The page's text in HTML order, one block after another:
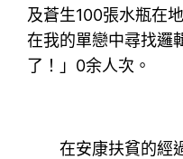
及蒼生100張水瓶在
在我的單戀中尋找邏
了！」0余人次。
在安康扶貧的經過